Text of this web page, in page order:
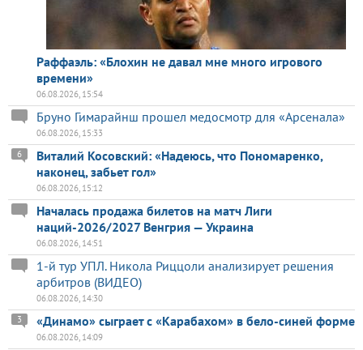
Раффаэль: «Блохин не давал мне много игрового
времени»
06.08.2026, 15:54
Бруно Гимарайнш прошел медосмотр для «Арсенала»
06.08.2026, 15:33
Виталий Косовский: «Надеюсь, что Пономаренко,
наконец, забьет гол»
6
06.08.2026, 15:12
Началась продажа билетов на матч Лиги
наций-2026/2027 Венгрия — Украина
06.08.2026, 14:51
1-й тур УПЛ. Никола Риццоли анализирует решения
арбитров (ВИДЕО)
06.08.2026, 14:30
«Динамо» сыграет с «Карабахом» в бело-синей форме
3
06.08.2026, 14:09